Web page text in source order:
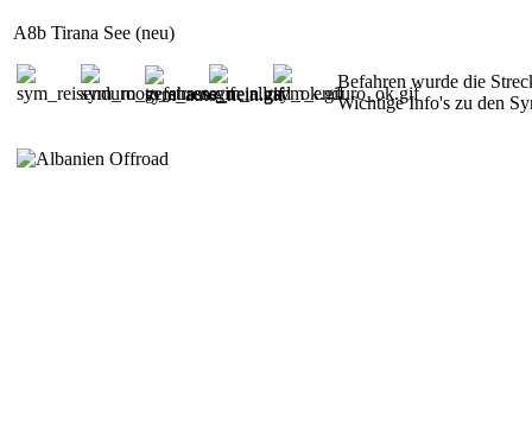
A8b Tirana See (neu)
Befahren wurde die
Wichtige Info's zu den